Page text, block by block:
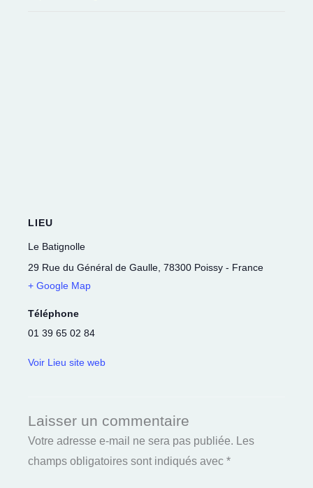
LIEU
Le Batignolle
29 Rue du Général de Gaulle 78300 Poissy - France
+ Google Map
Téléphone
01 39 65 02 84
Voir Lieu site web
Laisser un commentaire
Votre adresse e-mail ne sera pas publiée. Les
champs obligatoires sont indiqués avec *